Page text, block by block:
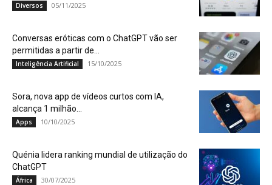
Diversos 05/11/2025
Conversas eróticas com o ChatGPT vão ser
permitidas a partir de...
Inteligência Artificial 15/10/2025
Sora, nova app de vídeos curtos com IA,
alcança 1 milhão...
Apps 10/10/2025
Quénia lidera ranking mundial de utilização do
ChatGPT
África 30/07/2025